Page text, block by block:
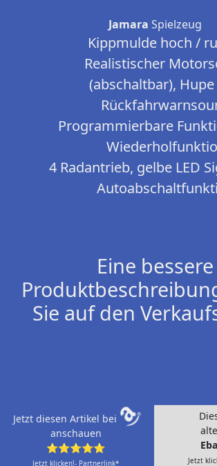
Jamara Spielzeug
Kippmulde hoch /
Realistischer
(abschaltbar),
Programmierbare
4 Radantrieb, gelbe LED
Eine bessere
Sie auf den
Jetzt diesen Artikel bei
anschauen
⭐⭐⭐⭐⭐
Jetzt klicken!- Partnerlink* Jetzt